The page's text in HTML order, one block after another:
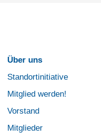
Über uns
Standortinitiative
Mitglied werden!
Vorstand
Mitglieder